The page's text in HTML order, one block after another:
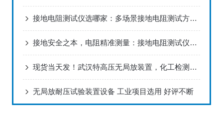
接地电阻测试仪选哪家：多场景接地电阻测试方法与实践指南
接地安全之本，电阻精准测量：接地电阻测试仪化工项目配套 值得选择！
现货当天发！武汉特高压无局放装置，化工检测急单不用等
无局放耐压试验装置设备 工业项目选用 好评不断